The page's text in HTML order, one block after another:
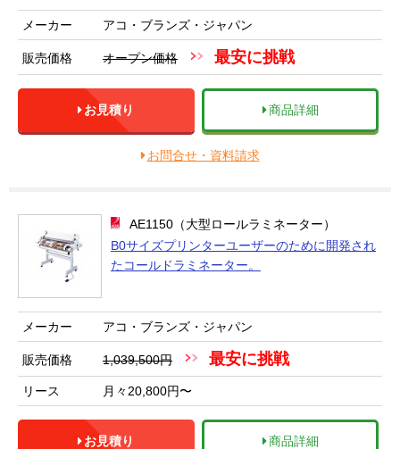
メーカー アコ・ブランズ・ジャパン
販売価格 オープン価格 最安に挑戦
お見積り 商品詳細
お問合せ・資料請求
AE1150（大型ロールラミネーター）
B0サイズプリンターユーザーのために開発され
たコールドラミネーター。
メーカー アコ・ブランズ・ジャパン
販売価格 1,039,500円 最安に挑戦
リース 月々20,800円〜
お見積り 商品詳細